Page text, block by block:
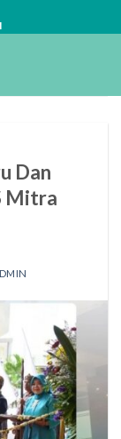
Dan
Mitra